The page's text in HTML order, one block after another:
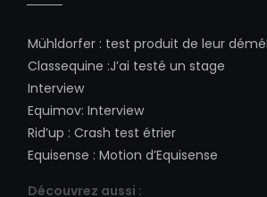
Mühldorfer : test produit de leur
Classequine :J’ai testé un stage
Interview
Equimov: Interview
Rid’up : Crash test étrier
Equisense : Motion d’Equisense
Découvrez aussi :